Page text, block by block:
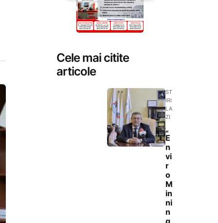
Cele mai citite
articole
ST
IRI
LA
ZI
„
E
n
vi
r
o
M
in
ni
n
g